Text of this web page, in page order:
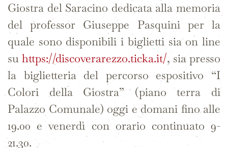
Giostra del Saracino dedicata alla memoria
del professor Giuseppe Pasquini per la
quale sono disponibili i biglietti sia on line
su https://discoverarezzo.ticka.it/, sia presso
la biglietteria del percorso espositivo “I
Colori della Giostra” (piano terra di
Palazzo Comunale) oggi e domani fino alle
19.00 e venerdì con orario continuato 9-
21.30.